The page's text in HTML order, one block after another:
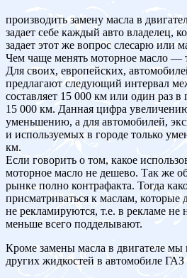
производить замену масла в
задает себе каждый авто владелец,
задает этот же вопрос слесарю или
Чем чаще менять моторное масло —
Для своих, европейских,
предлагают следующий интервал
составляет 15 000 км или один раз
15 000 км. Данная цифра
уменьшению, а для автомобилей,
и используемых в городе только
км.
Если говорить о том, какое
моторное масло не дешево. Так же
рынке полно контрафакта. Тогда
присматриваться к маслам, которые
не рекламируются, т.е. в рекламе
меньше всего подделывают.
Кроме замены масла в двигателе мы
других жидкостей в автомобиле